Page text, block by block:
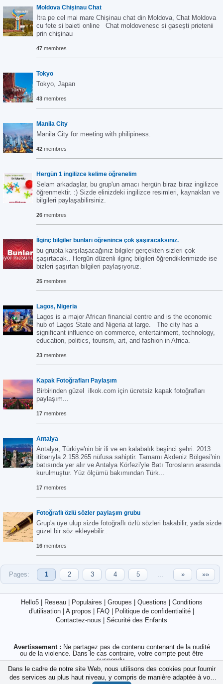
Moldova Chişinau Chat
İtra pe cel mai mare Chişinau chat din Moldova, Chat Moldova
cu fete si baieti online Chat moldovenesc si gaseşti prietenii
prin chişinau
47 membres
Tokyo
Tokyo, Japan
43 membres
Manila City
Manila City for meeting with philipiness.
42 membres
Hergün 1 ingilizce kelime öğrenelim
Selam arkadaşlar, bu grup'un amacı hergün biraz biraz ingilizce
öğrenmektir. :) Sizde elinizdeki ingilizce resimleri, kaynakları ve
bilgileri paylaşabilirsiniz.
26 membres
İlginç bilgiler bunları öğrenince çok şaşıracaksınız.
bu grupta karşılaşacağınız bilgiler gerçekten sizleri çok
şaşırtacak.. Hergün düzenli ilginç bilgileri öğrendiklerimizde ise
bizleri şaşırtan bilgileri paylaşıyoruz.
25 membres
Lagos, Nigeria
Lagos is a major African financial centre and is the economic
hub of Lagos State and Nigeria at large. The city has a
significant influence on commerce, entertainment, technology,
education, politics, tourism, art, and fashion in Africa.
23 membres
Kapak Fotoğrafları Paylaşım
Birbirinden güzel ilkok.com için ücretsiz kapak fotoğrafları
paylaşım...
17 membres
Antalya
Antalya, Türkiye'nin bir ili ve en kalabalık beşinci şehri. 2013
itibarıyla 2.158.265 nüfusa sahiptir. Tamamı Akdeniz Bölgesi'nin
batısında yer alır ve Antalya Körfezi'yle Batı Torosların arasında
kurulmuştur. Yüz ölçümü bakımından Türk...
17 membres
Fotoğraflı özlü sözler paylaşım grubu
Grup'a üye ulup sizde fotoğraflı özlü sözleri bakabilir, yada sizde
güzel bir söz ekleyebilir..
16 membres
Pages: 1 2 3 4 5 ... » »»
Hello5| Reseau| Populaires Groupes Questions
Conditions
d'utilisation
A propos FAQ Politique de confidentialité
Contactez-nous
Sécurité des Enfants
Avertissement : Ne partagez pas de contenu contenant de la nudité
ou de la violence. Dans le cas contraire, votre compte peut être
suspendu.
Attention :Ne partagez jamais vos informations bancaires, carte de
crédit, mot de passe ou comptes crypto avec des inconnus.
Dans le cadre de notre site Web, nous utilisons des cookies pour fournir
des services au plus haut niveau, y compris de manière adaptée à vos